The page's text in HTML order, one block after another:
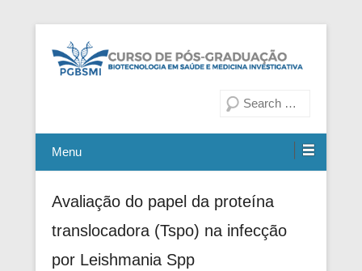
Curso de Pós-Graduação em
Medicina Investigativa
Menu
Avaliação do papel da proteína
translocadora (Tspo) na infecção
por Leishmania Spp